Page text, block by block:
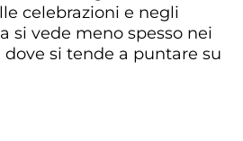
celebrazioni e negli
si vede meno spesso nei
si tende a puntare su